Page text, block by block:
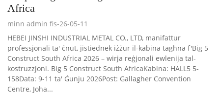
Africa
minn admin fis-26-05-11
HEBEI JINSHI INDUSTRIAL METAL CO., LTD, manifattur
professjonali ta' ċnut, jistiednek iżżur il-kabina tagħna f'Big 5
Construct South Africa 2026 – wirja reġjonali ewlenija tal-
kostruzzjoni. Big 5 Construct South AfricaKabina: HALL5 5-
158Data: 9-11 ta' Ġunju 2026Post: Gallagher Convention
Centre, Joha...